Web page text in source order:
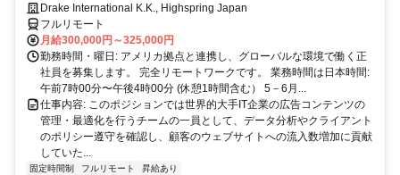
Drake International K.K., Highspring Japan
フルリモート
月給300,000円～325,000円
勤務時間・曜日: アメリカ拠点と連携し、グローバルな環境で働く正
社員を募集します。 完全リモートワークです。 業務時間は日本時間:
午前7時00分〜午後4時00分 (休憩1時間含む） 5－6月...
仕事内容: このポジションでは世界的大手IT企業の広告コンテンツの
管理・最適化を行うチームの一員として、データ分析やクライアント
のポリシー遵守を確認し、顧客のウェブサイトへの流入数増加に貢献
していた...
固定時間制 フルリモート 昇給あり